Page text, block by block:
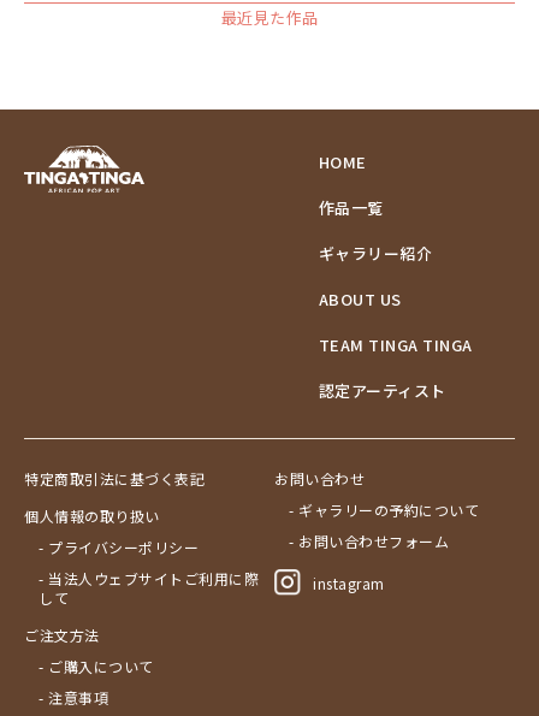
最近見た作品
HOME
作品一覧
ギャラリー紹介
ABOUT US
TEAM TINGA TINGA
認定アーティスト
特定商取引法に基づく表記
個人情報の取り扱い
- プライバシーポリシー
- 当法人ウェブサイトご利用に際
して
ご注文方法
- ご購入について
- 注意事項
お問い合わせ
- ギャラリーの予約について
- お問い合わせフォーム
instagram